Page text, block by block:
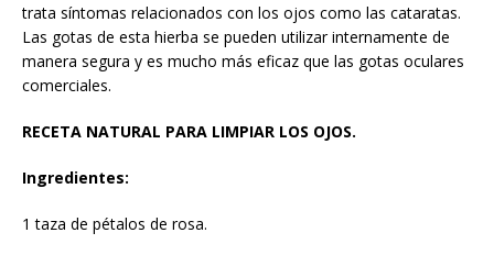
trata síntomas relacionados con los ojos como las cataratas.
Las gotas de esta hierba se pueden utilizar internamente de
manera segura y es mucho más eficaz que las gotas oculares
comerciales.
RECETA NATURAL PARA LIMPIAR LOS OJOS.
Ingredientes:
1 taza de pétalos de rosa.